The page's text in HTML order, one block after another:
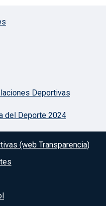
Deportivas
del Deporte 2024
(web Transparencia)